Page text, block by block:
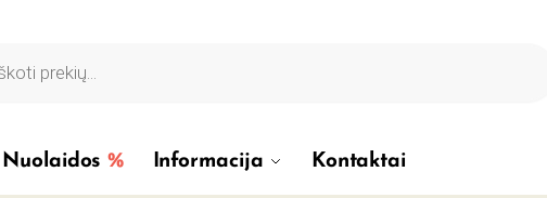
Nuolaidos Informacija Kontaktai